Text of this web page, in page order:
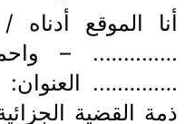
أنا الموقع
………….. –
…………..
ذمة القضية